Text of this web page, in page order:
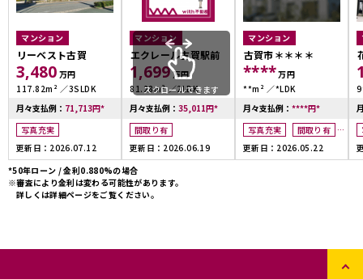
マンション
リーベスト古賀
3,480 万円
117.82m²
3SLDK
月々支払例： 71,713円*
写真充実
更新日：2026.07.12
マンション
エクレール古賀駅前
1,699万円
81.28m²
2LDK
月々支払例： 35,011円*
間取り有
更新日：2026.06.19
マンション
古賀市＊＊＊＊
****万円
**m²
*LDK
月々支払例： ****円*
写真充実
間取り有
4LDK以上
更新日：2026.05.22
スクロールできます
*50年ローン / 金利0.880%の場合
※審査により金利は変わる可能性があります。
詳しくは詳細ページをご覧ください。